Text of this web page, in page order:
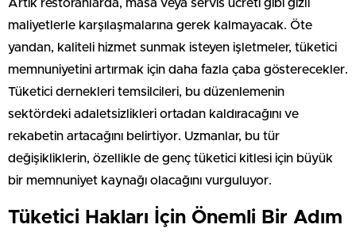
Artık restoranlarda, masa veya servis ücreti gibi gizli
maliyetlerle karşılaşmalarına gerek kalmayacak. Öte
yandan, kaliteli hizmet sunmak isteyen işletmeler, tüketici
memnuniyetini artırmak için daha fazla çaba gösterecekler.
Tüketici dernekleri temsilcileri, bu düzenlemenin
sektördeki adaletsizlikleri ortadan kaldıracağını ve
rekabetin artacağını belirtiyor. Uzmanlar, bu tür
değişikliklerin, özellikle de genç tüketici kitlesi için büyük
bir memnuniyet kaynağı olacağını vurguluyor.
Tüketici Hakları İçin Önemli Bir Adım